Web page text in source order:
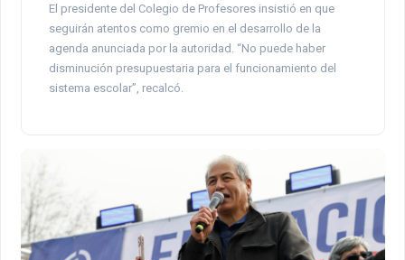
El presidente del Colegio de Profesores insistió en que
seguirán atentos como gremio en el desarrollo de la
agenda anunciada por la autoridad. “No puede haber
disminución presupuestaria para el funcionamiento del
sistema escolar”, recalcó.